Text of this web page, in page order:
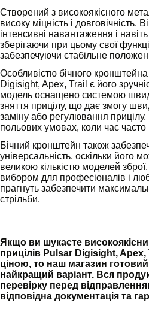
Створений з високоякісного
високу міцність і довговічність.
інтенсивні навантаження і навіть
зберігаючи при цьому свої
забезпечуючи стабільне
Особливістю бічного
Digisight, Apex, Trail є його
модель оснащено системою
зняття прицілу, що дає змогу
заміну або регулювання
польових умовах, коли час часто
Бічний кронштейн також
універсальність, оскільки його
великою кількістю моделей
вибором для професіоналів і
прагнуть забезпечити
стрільби.
Якщо ви шукаєте
прицілів Pulsar Digisight,
ціною, то наш магазин
найкращий варіант. Вся
перевірку перед
відповідна документація та